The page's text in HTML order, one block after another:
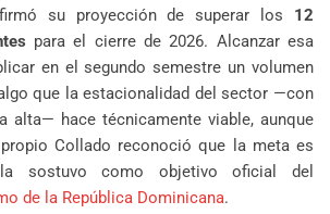
su proyección de superar los 12
para el cierre de 2026. Alcanzar esa
en el segundo semestre un volumen
que la estacionalidad del sector —con
alta— hace técnicamente viable, aunque
Collado reconoció que la meta es
sostuvo como objetivo oficial del
de la República Dominicana.